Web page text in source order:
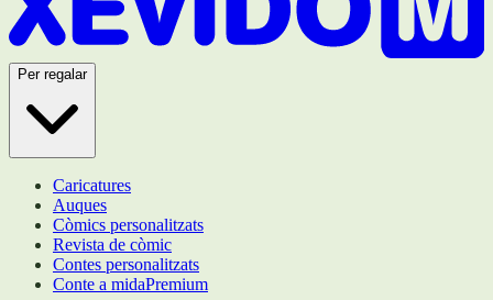
Per regalar
Caricatures
Auques
Còmics personalitzats
Revista de còmic
Contes personalitzats
Conte a midaPremium